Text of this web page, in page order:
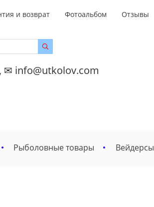
и возврат Фотоальбом Отзывы
✉ info@utkolov.com
Рыболовные товары Вейдерсы